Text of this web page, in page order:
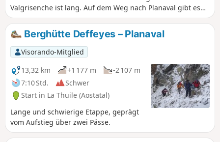
Valgrisenche ist lang. Auf dem Weg nach Planaval gibt es
ein Restaurant, das von jungen Leuten geführt wird, die
das Geschäft ihrer Eltern übernommen haben. Dort kann
man eine angenehme Zeit verbringen, während man auf
das Ende der Wanderung im Talgrund wartet.
Berghütte Deffeyes – Planaval
Visorando-Mitglied
13,32 km
+1 177 m
-2 107 m
7:10 Std.
Schwer
Start in La Thuile (Aostatal)
Lange und schwierige Etappe, geprägt
vom Aufstieg über zwei Pässe.